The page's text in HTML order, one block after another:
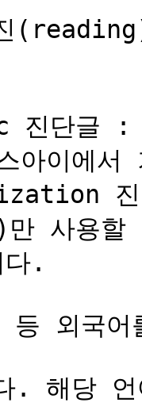
단글 :
아이에서
진
사용할
다.
등 외국어
. 해당